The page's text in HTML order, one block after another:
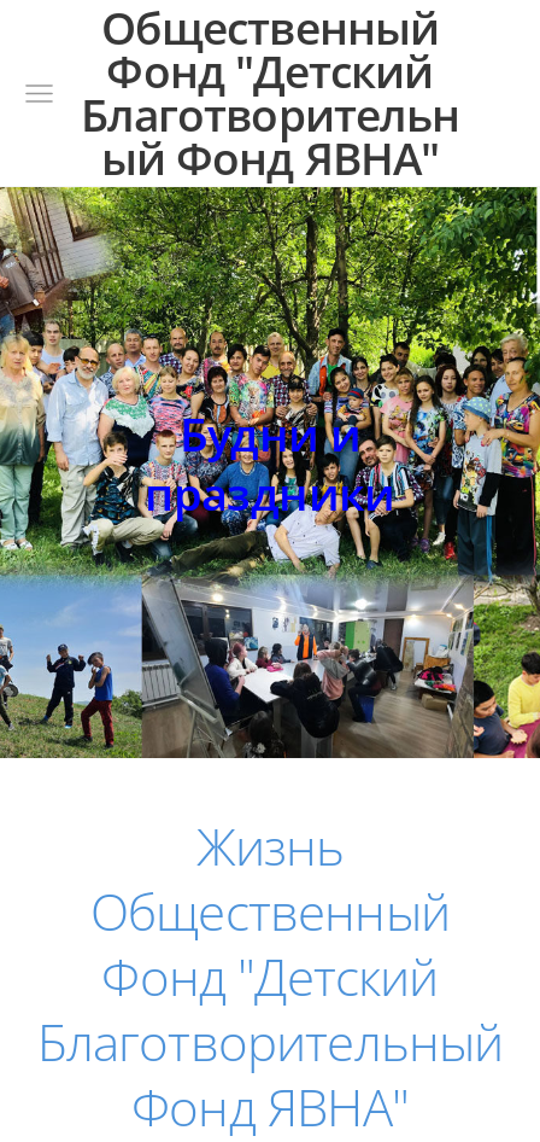
Общественный
Фонд "Детский
Благотворительн
ый Фонд ЯВНА"
Будни и
праздники
Жизнь
Общественный
Фонд "Детский
Благотворительный
Фонд ЯВНА"